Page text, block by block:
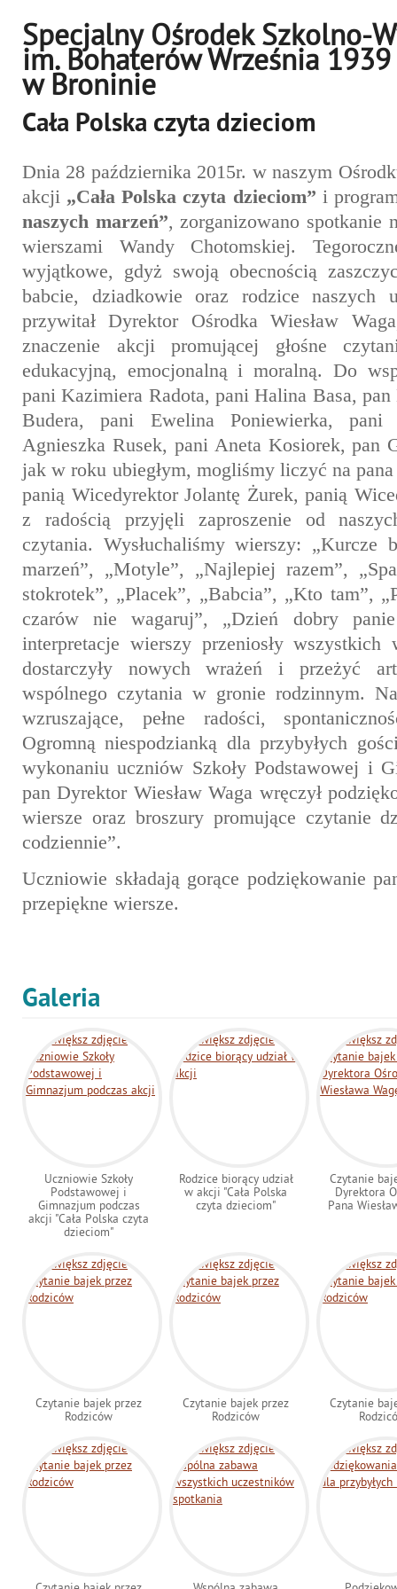
Specjalny Ośrodek Szkolno-
im. Bohaterów Września
w Broninie
Cała Polska czyta dzieciom
Dnia 28 października 2015r. w naszym
akcji „Cała Polska czyta dzieciom” i
naszych marzeń”, zorganizowano spotkanie
wierszami Wandy Chotomskiej.
wyjątkowe, gdyż swoją obecnością
babcie, dziadkowie oraz rodzice naszych
przywitał Dyrektor Ośrodka Wiesław
znaczenie akcji promującej głośne
edukacyjną, emocjonalną i moralną. Do
pani Kazimiera Radota, pani Halina Basa,
Budera, pani Ewelina Poniewierka,
Agnieszka Rusek, pani Aneta Kosiorek, pan
jak w roku ubiegłym, mogliśmy liczyć na
panią Wicedyrektor Jolantę Żurek, panią
z radością przyjęli zaproszenie od
czytania. Wysłuchaliśmy wierszy: „Kurcze
marzeń”, „Motyle”, „Najlepiej razem”,
stokrotek”, „Placek”, „Babcia”, „Kto tam”,
czarów nie wagaruj”, „Dzień dobry
interpretacje wierszy przeniosły
dostarczyły nowych wrażeń i przeżyć
wspólnego czytania w gronie rodzinnym.
wzruszające, pełne radości,
Ogromną niespodzianką dla przybyłych
wykonaniu uczniów Szkoły Podstawowej i
pan Dyrektor Wiesław Waga wręczył
wiersze oraz broszury promujące czytanie
codziennie”.
Uczniowie składają gorące podziękowanie
przepiękne wiersze.
Galeria
Uczniowie Szkoły
Podstawowej i
Gimnazjum podczas
akcji "Cała Polska czyta
dzieciom"
Rodzice biorący udział
w akcji "Cała Polska
czyta dzieciom"
Czytanie
Dyrektora
Pana
Czytanie bajek przez
Rodziców
Czytanie bajek przez
Rodziców
Czytanie